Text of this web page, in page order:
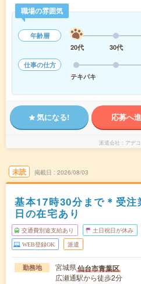
職場の雰囲気
年齢層
20代
30代
仕事の仕方
テキパキ
気になる! 応募へ
派遣会社 アデ
未読 掲載日 2026/08/03
基本17時30分まで＊受
日の在宅あり
交通費別途支給あり 土日祝日が休み
WEB登録OK 派遣
勤務地 宮城県仙台市青葉区
広瀬通駅から徒歩2分